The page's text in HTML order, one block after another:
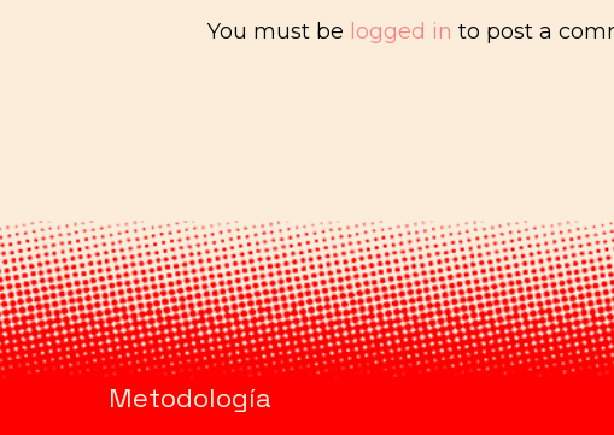
You must be logged in to post a
Metodología